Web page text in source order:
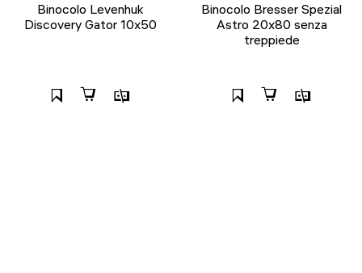
Binocolo Levenhuk
Discovery Gator 10x50
Binocolo Bresser Spezial
Astro 20x80 senza
treppiede